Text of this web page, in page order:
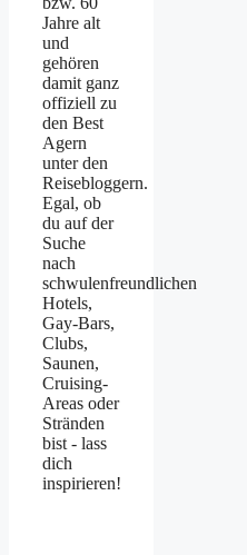
Jahre alt
und
gehören
damit ganz
offiziell zu
den Best
Agern
unter den
Reisebloggern.
Egal, ob
du auf der
Suche
nach
schwulenfreundlichen
Hotels,
Gay-Bars,
Clubs,
Saunen,
Cruising-
Areas oder
Stränden
bist - lass
dich
inspirieren!